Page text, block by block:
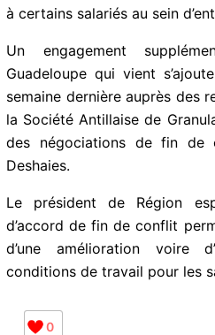
à certains salariés au sein
Un engagement
Guadeloupe qui vient
semaine dernière auprès des
la Société Antillaise de
des négociations de fin
Deshaies.
Le président de Région
d’accord de fin de conflit
d’une amélioration voire
conditions de travail pour les
0